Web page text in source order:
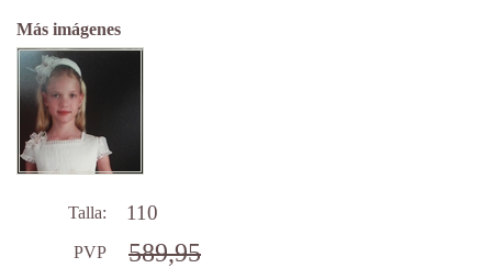
Más imágenes
Talla: 110
PVP
589,95